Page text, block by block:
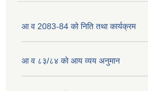
आ व 2083-84 को निति तथा कार्यक्रम
आ व ८३/८४ को आय व्यय अनुमान